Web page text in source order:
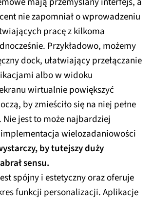
nie zapomniał o wprowadzeniu
pracę z kilkoma
Przykładowo, możemy
dock, ułatwiający przełączanie
albo w widoku
wirtualnie powiększyć
by zmieściło się na niej pełne
jest to może najbardziej
wielozadaniowości
by tutejszy duży
sensu.
spójny i estetyczny oraz oferuje
funkcji personalizacji. Aplikacje